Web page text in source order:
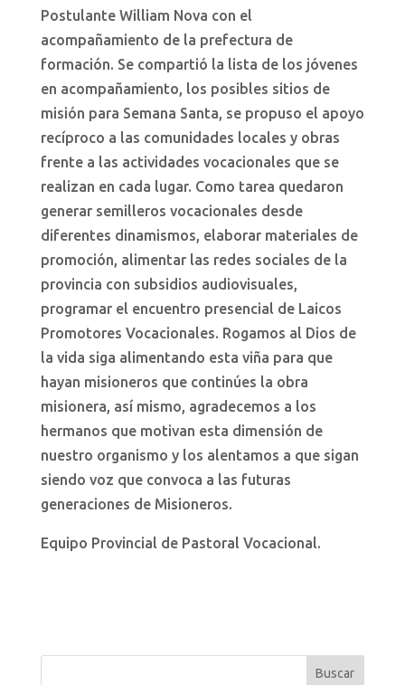
Postulante William Nova con el
acompañamiento de la prefectura de
formación. Se compartió la lista de los jóvenes
en acompañamiento, los posibles sitios de
misión para Semana Santa, se propuso el apoyo
recíproco a las comunidades locales y obras
frente a las actividades vocacionales que se
realizan en cada lugar. Como tarea quedaron
generar semilleros vocacionales desde
diferentes dinamismos, elaborar materiales de
promoción, alimentar las redes sociales de la
provincia con subsidios audiovisuales,
programar el encuentro presencial de Laicos
Promotores Vocacionales. Rogamos al Dios de
la vida siga alimentando esta viña para que
hayan misioneros que continúes la obra
misionera, así mismo, agradecemos a los
hermanos que motivan esta dimensión de
nuestro organismo y los alentamos a que sigan
siendo voz que convoca a las futuras
generaciones de Misioneros.
Equipo Provincial de Pastoral Vocacional.